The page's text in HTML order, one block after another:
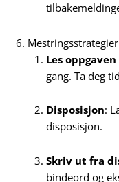
6.
Les
gang. Ta deg
Disposisjon:
disposisjon.
Skriv ut fra
bindeord og